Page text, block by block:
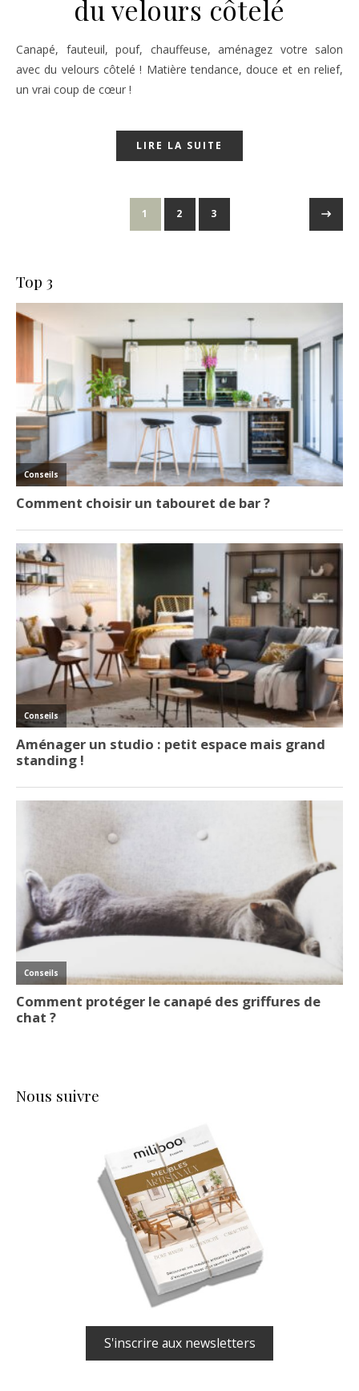
du velours côtelé
Canapé, fauteuil, pouf, chauffeuse, aménagez votre salon
avec du velours côtelé ! Matière tendance, douce et en relief,
un vrai coup de cœur !
LIRE LA SUITE
1 2 3
Top 3
Nous suivre
S'inscrire aux newsletters